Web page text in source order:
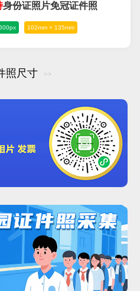
身份证照片免冠证件照
102mm × 135mm
照尺寸 >>